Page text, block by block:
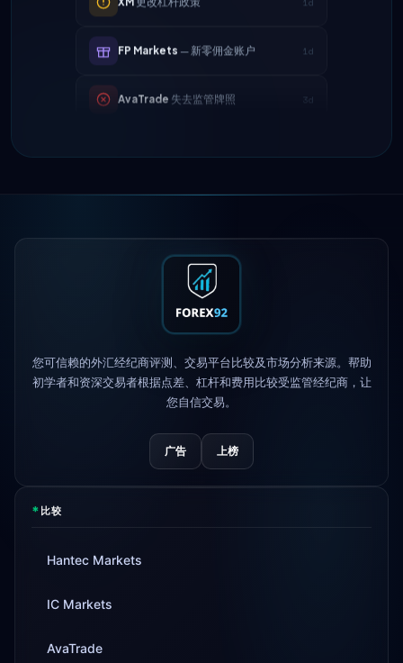
IC Markets降低EUR/USD点差 → 0.1
更改杠杆政策
FP Markets— 新零佣金账户
AvaTrade失去监管牌照 3d
提现速度现为24小时
您可信赖的外汇经纪商评测、交易平台比较及市场分析来源。帮助
初学者和资深交易者根据点差、杠杆和费用比较受监管经纪商，让
您自信交易。
广告 上榜
* 比较
Hantec Markets
IC Markets
AvaTrade